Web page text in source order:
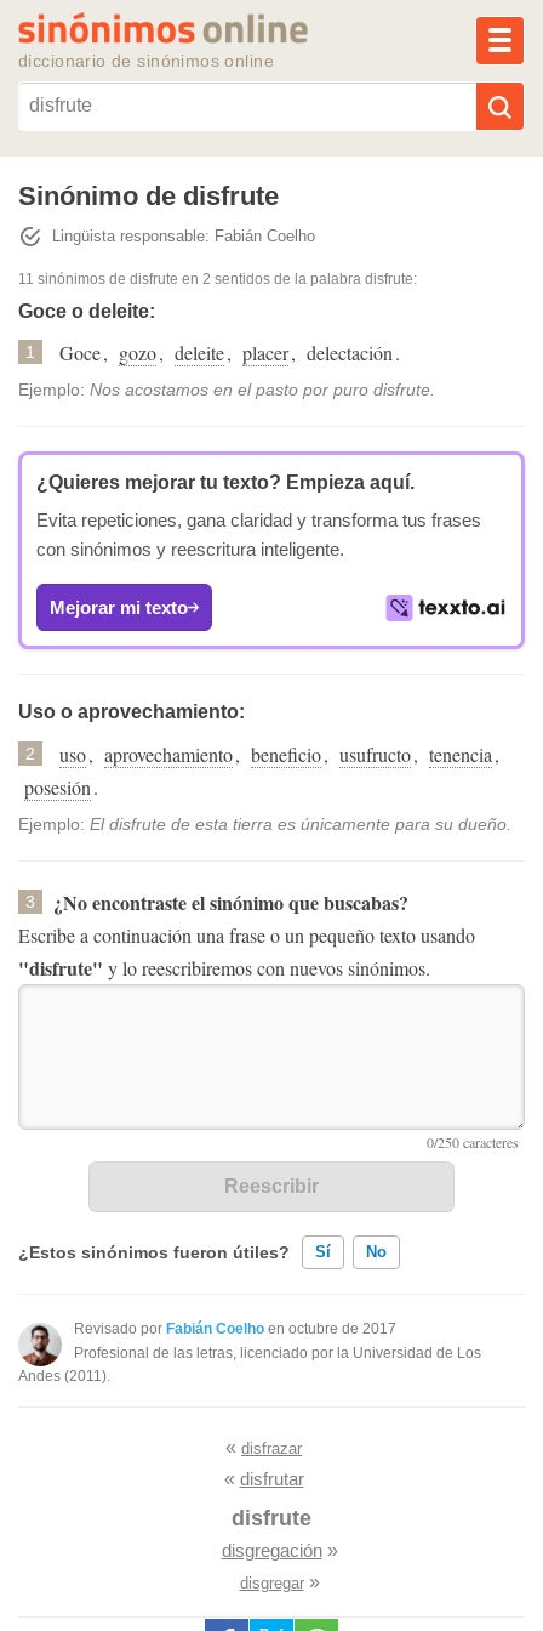
diccionario de sinónimos online
Reescribir texto con IA
Sinónimos populares
Temas recientes
Sinónimo de disfrute
Lingüista responsable: Fabián Coelho
11 sinónimos de disfrute en 2 sentidos de la palabra disfrute:
Goce o deleite:
1 Goce, gozo, deleite, placer, delectación.
Ejemplo: Nos acostamos en el pasto por puro disfrute.
¿Quieres mejorar tu texto? Empieza aquí.
Evita repeticiones, gana claridad y transforma tus frases
con sinónimos y reescritura inteligente.
Mejorar mi texto
Uso o aprovechamiento:
2 uso, aprovechamiento, beneficio, usufructo, tenencia,
posesión.
Ejemplo: El disfrute de esta tierra es únicamente para su dueño.
3 ¿No encontraste el sinónimo que buscabas?
Escribe a continuación una frase o un pequeño texto usando
"disfrute" y lo reescribiremos con nuevos sinónimos.
¿Estos sinónimos fueron útiles? Sí No
Existen sinónimos incorrectos
Ninguno de los sinónimos presentados me ayudó
Revisado por Fabián Coelho en octubre de 2017
Profesional de las letras, licenciado por la Universidad de Los
Andes (2011).
« disfrazar
« disfrutar
disfrute
disgregación»
disgregar»